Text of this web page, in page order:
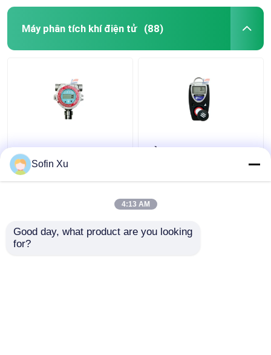
Máy phân tích khí điện tử (88)
Máy phân tích khí điện
tử FGM-1200S Máy dò
khí hồng ngoại Modbus
Bảo vệ IP55 Máy dò
Sofin Xu
4:13 AM
Good day, what product are you looking
for?